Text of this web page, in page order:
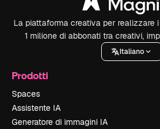
La piattaforma creativa per realizzare
1 milione di abbonati tra creativi,
Italiano
Prodotti
Spaces
Assistente IA
Generatore di immagini IA